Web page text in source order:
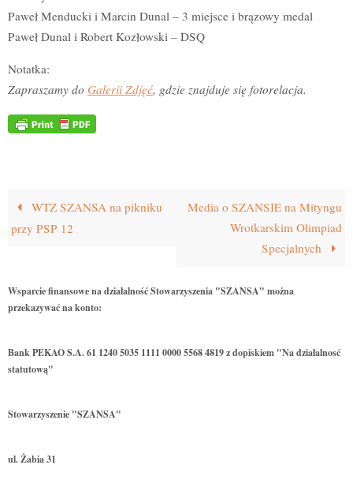
Paweł Menducki i Marcin Dunal – 3 miejsce i brązowy medal
Paweł Dunal i Robert Kozłowski – DSQ
Notatka:
Zapraszamy do Galerii Zdjęć, gdzie znajduje się fotorelacja.
WTZ SZANSA na pikniku
przy PSP 12
Media o SZANSIE na Mityngu
Wrotkarskim Olimpiad
Specjalnych
Wsparcie finansowe na działalność Stowarzyszenia "SZANSA" można
przekazywać na konto:
Bank PEKAO S.A. 61 1240 5035 1111 0000 5568 4819 z dopiskiem "Na działalnosć
statutową"
Stowarzyszenie "SZANSA"
ul. Żabia 31